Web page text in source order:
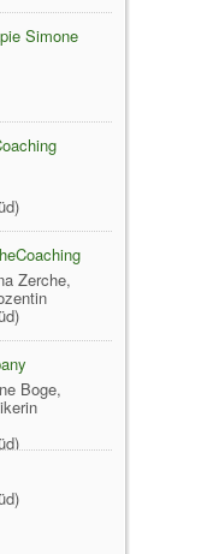
Simone
Zerche,
Boge,